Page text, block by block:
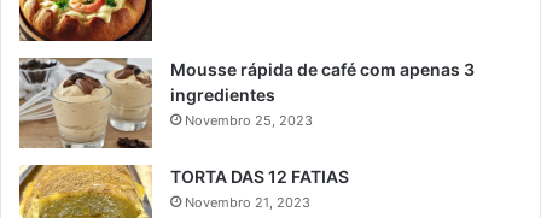
Mousse rápida de café com apenas 3
ingredientes
Novembro 25, 2023
TORTA DAS 12 FATIAS
Novembro 21, 2023